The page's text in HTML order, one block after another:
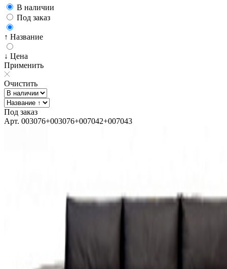
В наличии
Под заказ
↑ Название
↓ Цена
Применить
Очистить
Под заказ
Арт. 003076+003076+007042+007043